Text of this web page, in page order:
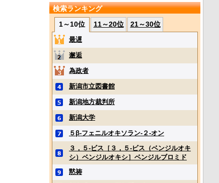
検索ランキング
1～10位
11～20位 21～30位
最遅
邂逅
為政者
新潟市立図書館
新潟地方裁判所
新潟大学
５β‐フェニルオキソラン‐２‐オン
３，５‐ビス［３，５‐ビス（ベンジルオキ
シ）ベンジルオキシ］ベンジルブロミド
黙祷